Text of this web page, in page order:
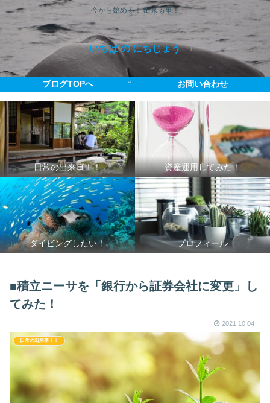
今から始める！ 出来る事！
いちば の にちじょう
ブログTOPへ お問い合わせ
日常の出来事！！ 資産運用してみた！
ダイビングしたい！ プロフィール
■積立ニーサを「銀行から証券会社に変更」し
てみた！
2021.10.04
日常の出来事！！